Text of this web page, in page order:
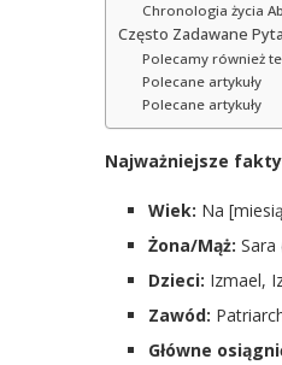
Chronologia życia
Często Zadawane
Polecamy również te
Polecane artykuły
Polecane artykuły
Najważniejsze
Wiek: Na
Żona/Mąż: Sara
Dzieci: Izmael,
Zawód:
Główne